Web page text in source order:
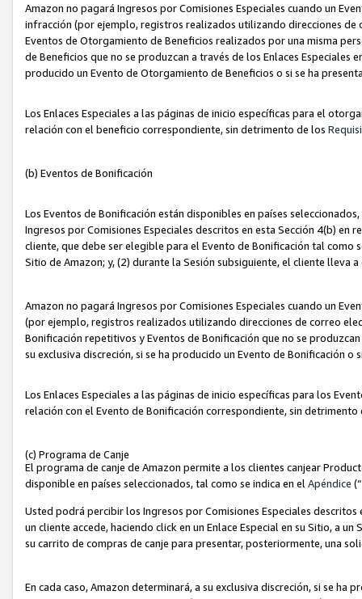
Amazon no pagará Ingresos por Comisiones Especiales cuando un
infracción (por ejemplo, registros realizados utilizando direcciones
Eventos de Otorgamiento de Beneficios realizados por una misma
de Beneficios que no se produzcan a través de los Enlaces Especiales
producido un Evento de Otorgamiento de Beneficios o si se ha
Los Enlaces Especiales a las páginas de inicio específicas para el
relación con el beneficio correspondiente, sin detrimento de los
(b) Eventos de Bonificación
Los Eventos de Bonificación están disponibles en países
Ingresos por Comisiones Especiales descritos en esta Sección 4(b) en
cliente, que debe ser elegible para el Evento de Bonificación tal como
Sitio de Amazon; y, (2) durante la Sesión subsiguiente, el cliente lleva
Amazon no pagará Ingresos por Comisiones Especiales cuando un
(por ejemplo, registros realizados utilizando direcciones de correo
Bonificación repetitivos y Eventos de Bonificación que no se
su exclusiva discreción, si se ha producido un Evento de Bonificación
Los Enlaces Especiales a las páginas de inicio específicas para los
relación con el Evento de Bonificación correspondiente, sin
(c) Programa de Canje
El programa de canje de Amazon permite a los clientes canjear
disponible en países seleccionados, tal como se indica en el Apéndice
Usted podrá percibir los Ingresos por Comisiones Especiales
un cliente accede, haciendo click en un Enlace Especial en su Sitio, a
su carrito de compras de canje para presentar, posteriormente, una
En cada caso, Amazon determinará, a su exclusiva discreción, si se